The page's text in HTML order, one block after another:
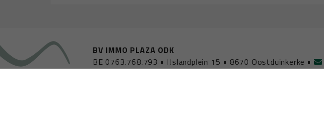
BV IMMO PLAZA ODK
BE 0763.768.793 • IJslandplein 15 • 8670 Oostduinkerke •